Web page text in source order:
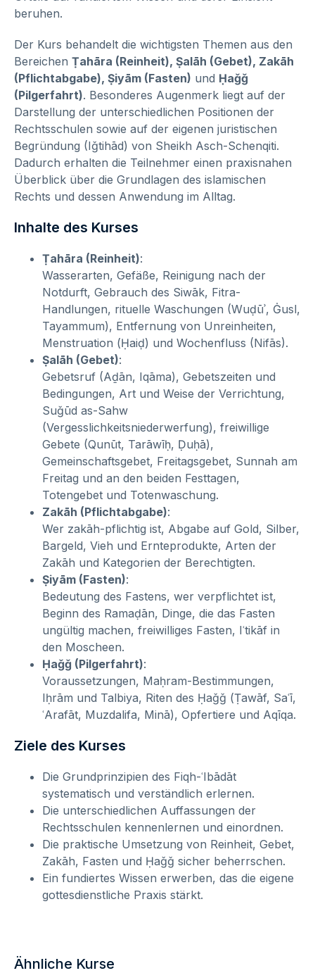
beruhen.
Der Kurs behandelt die wichtigsten Themen aus den
Bereichen Ṭahāra (Reinheit), Ṣalāh (Gebet), Zakāh
(Pflichtabgabe), Ṣiyām (Fasten) und Ḥaǧǧ
(Pilgerfahrt). Besonderes Augenmerk liegt auf der
Darstellung der unterschiedlichen Positionen der
Rechtsschulen sowie auf der eigenen juristischen
Begründung (Iǧtihād) von Sheikh Asch-Schenqiti.
Dadurch erhalten die Teilnehmer einen praxisnahen
Überblick über die Grundlagen des islamischen
Rechts und dessen Anwendung im Alltag.
Inhalte des Kurses
Ṭahāra (Reinheit):
Wasserarten, Gefäße, Reinigung nach der
Notdurft, Gebrauch des Siwāk, Fitra-
Handlungen, rituelle Waschungen (Wuḍūʾ, Ġusl,
Tayammum), Entfernung von Unreinheiten,
Menstruation (Ḥaiḍ) und Wochenfluss (Nifās).
Ṣalāh (Gebet):
Gebetsruf (Aḏān, Iqāma), Gebetszeiten und
Bedingungen, Art und Weise der Verrichtung,
Suǧūd as-Sahw
(Vergesslichkeitsniederwerfung), freiwillige
Gebete (Qunūt, Tarāwīḥ, Ḍuḥā),
Gemeinschaftsgebet, Freitagsgebet, Sunnah am
Freitag und an den beiden Festtagen,
Totengebet und Totenwaschung.
Zakāh (Pflichtabgabe):
Wer zakāh-pflichtig ist, Abgabe auf Gold, Silber,
Bargeld, Vieh und Ernteprodukte, Arten der
Zakāh und Kategorien der Berechtigten.
Ṣiyām (Fasten):
Bedeutung des Fastens, wer verpflichtet ist,
Beginn des Ramaḍān, Dinge, die das Fasten
ungültig machen, freiwilliges Fasten, Iʿtikāf in
den Moscheen.
Ḥaǧǧ (Pilgerfahrt):
Voraussetzungen, Maḥram-Bestimmungen,
Iḥrām und Talbiya, Riten des Ḥaǧǧ (Ṭawāf, Saʿī,
ʿArafāt, Muzdalifa, Minā), Opfertiere und Aqīqa.
Ziele des Kurses
Die Grundprinzipien des Fiqh-ʿIbādāt
systematisch und verständlich erlernen.
Die unterschiedlichen Auffassungen der
Rechtsschulen kennenlernen und einordnen.
Die praktische Umsetzung von Reinheit, Gebet,
Zakāh, Fasten und Ḥaǧǧ sicher beherrschen.
Ein fundiertes Wissen erwerben, das die eigene
gottesdienstliche Praxis stärkt.
Ähnliche Kurse